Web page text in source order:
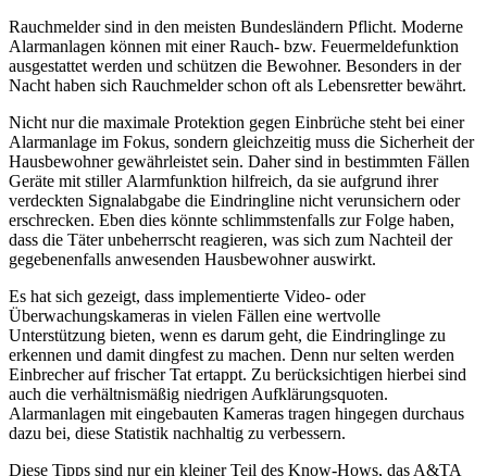
Rauchmelder sind in den meisten Bundesländern Pflicht. Moderne
Alarmanlagen können mit einer Rauch- bzw. Feuermeldefunktion
ausgestattet werden und schützen die Bewohner. Besonders in der
Nacht haben sich Rauchmelder schon oft als Lebensretter bewährt.
Nicht nur die maximale Protektion gegen Einbrüche steht bei einer
Alarmanlage im Fokus, sondern gleichzeitig muss die Sicherheit der
Hausbewohner gewährleistet sein. Daher sind in bestimmten Fällen
Geräte mit stiller Alarmfunktion hilfreich, da sie aufgrund ihrer
verdeckten Signalabgabe die Eindringline nicht verunsichern oder
erschrecken. Eben dies könnte schlimmstenfalls zur Folge haben,
dass die Täter unbeherrscht reagieren, was sich zum Nachteil der
gegebenenfalls anwesenden Hausbewohner auswirkt.
Es hat sich gezeigt, dass implementierte Video- oder
Überwachungskameras in vielen Fällen eine wertvolle
Unterstützung bieten, wenn es darum geht, die Eindringlinge zu
erkennen und damit dingfest zu machen. Denn nur selten werden
Einbrecher auf frischer Tat ertappt. Zu berücksichtigen hierbei sind
auch die verhältnismäßig niedrigen Aufklärungsquoten.
Alarmanlagen mit eingebauten Kameras tragen hingegen durchaus
dazu bei, diese Statistik nachhaltig zu verbessern.
Diese Tipps sind nur ein kleiner Teil des Know-Hows, das A&TA